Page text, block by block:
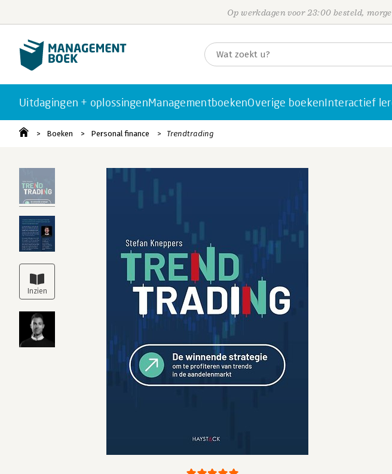
Op werkdagen voor 23:00 besteld,
Uitdagingen + oplossingenManagementboekenOverige boekenInteractief
Boeken Personal finance Trendtrading